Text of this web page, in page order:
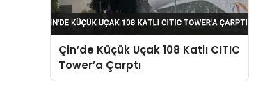
Çin’de Küçük Uçak 108 Katlı CITIC
Tower’a Çarptı